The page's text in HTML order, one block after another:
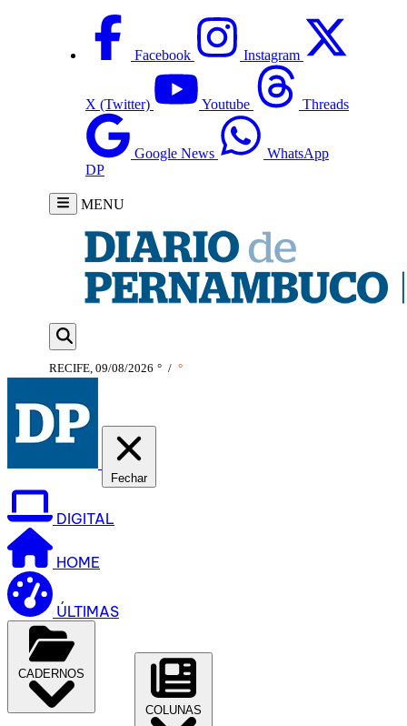
Facebook Instagram
X (Twitter) Youtube Threads
Google News
WhatsApp
DP
MENU
RECIFE, 09/08/2026 ° / °
Fechar
DIGITAL
HOME
ÚLTIMAS
CADERNOS
COLUNAS